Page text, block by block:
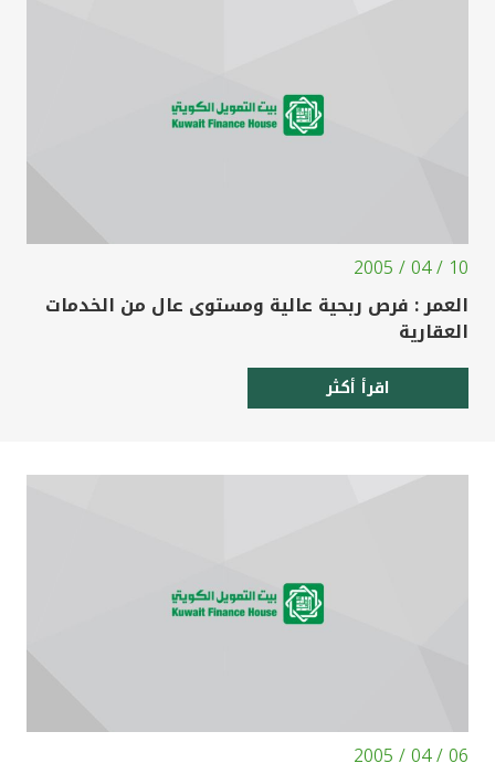
10 / 04 / 2005
العمر : فرص ربحية عالية ومستوى عال من الخدمات
العقارية
اقرأ أكثر
06 / 04 / 2005